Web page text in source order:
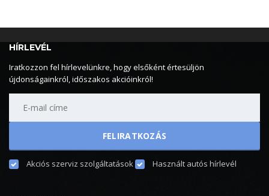
HÍRLEVÉL
Iratkozzon fel hírlevelünkre, hogy elsőként értesüljön
újdonságainkról, időszakos akcióinkról!
Akciós szerviz szolgáltatások Használt autós hírlevél